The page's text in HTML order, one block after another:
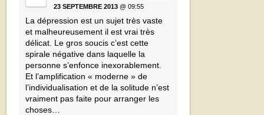
23 SEPTEMBRE 2013 @ 09:55
La dépression est un sujet très vaste
et malheureusement il est vrai très
délicat. Le gros soucis c’est cette
spirale négative dans laquelle la
personne s’enfonce inexorablement.
Et l’amplification « moderne » de
l’individualisation et de la solitude n’est
vraiment pas faite pour arranger les
choses…